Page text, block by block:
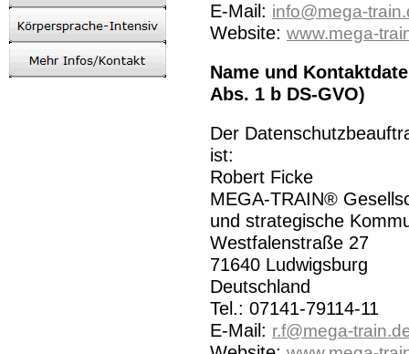
E-Mail: info@mega-
Website: www.mega-
Name und
Abs. 1 b DS-GVO)
Der
ist:
Robert Ficke
MEGA-TRAIN®
und strategische
Westfalenstraße 27
71640 Ludwigsburg
Deutschland
Tel.: 07141-79114-11
E-Mail: r.f@mega-